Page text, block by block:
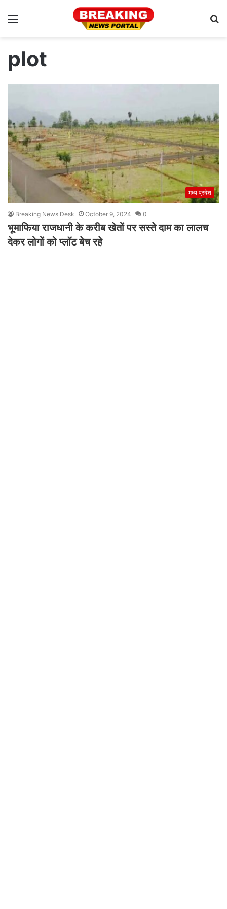
Menu
plot
मध्य प्रदेश
Breaking News Desk October 9, 2024 0
भूमाफिया राजधानी के करीब खेतों पर सस्ते दाम का लालच
देकर लोगों को प्लॉट बेच रहे